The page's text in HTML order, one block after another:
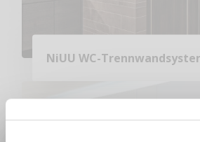
NiUU WC-